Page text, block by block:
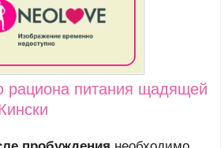
питания щадящей